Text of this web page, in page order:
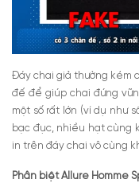
Đáy chai giả thường kém
đế để giúp chai đứng
một số rất lớn (ví dụ như
bạc đục, nhiều hạt cùng
in trên đáy chai vô cùng
Phân biệt Allure Homme